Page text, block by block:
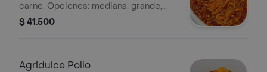
carne. Opciones: mediana, grande,
mega.
$ 41.500
Agridulce Pollo